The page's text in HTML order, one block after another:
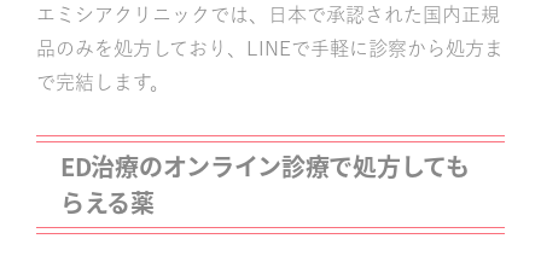
エミシアクリニックでは、日本で承認された国内正規
品のみを処方しており、LINEで手軽に診察から処方ま
で完結します。
ED治療のオンライン診療で処方しても
らえる薬